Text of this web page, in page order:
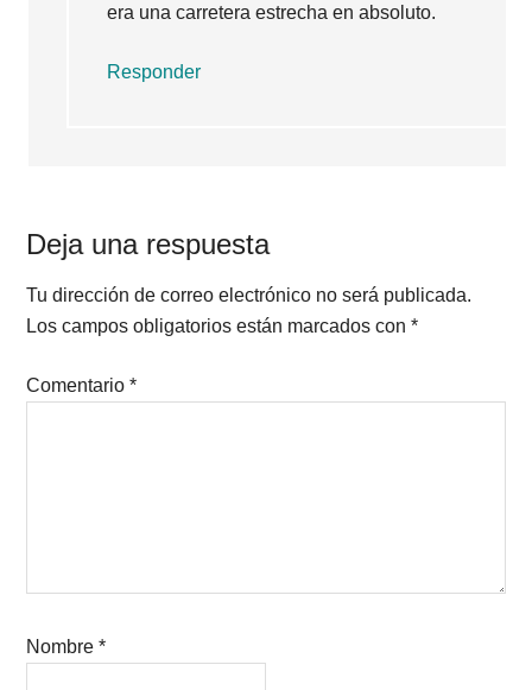
era una carretera estrecha en absoluto.
Responder
Deja una respuesta
Tu dirección de correo electrónico no será publicada.
Los campos obligatorios están marcados con*
Comentario*
Nombre*